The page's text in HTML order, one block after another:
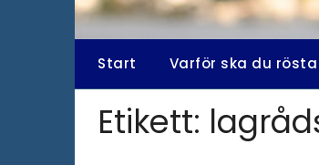
Start Varför ska du
Etikett: